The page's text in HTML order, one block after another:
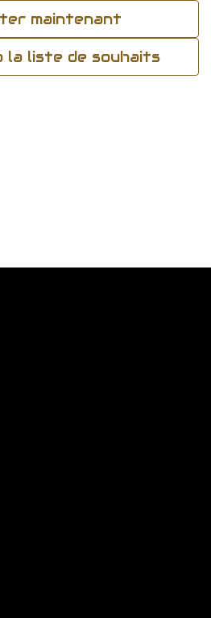
maintenant
la liste de souhaits